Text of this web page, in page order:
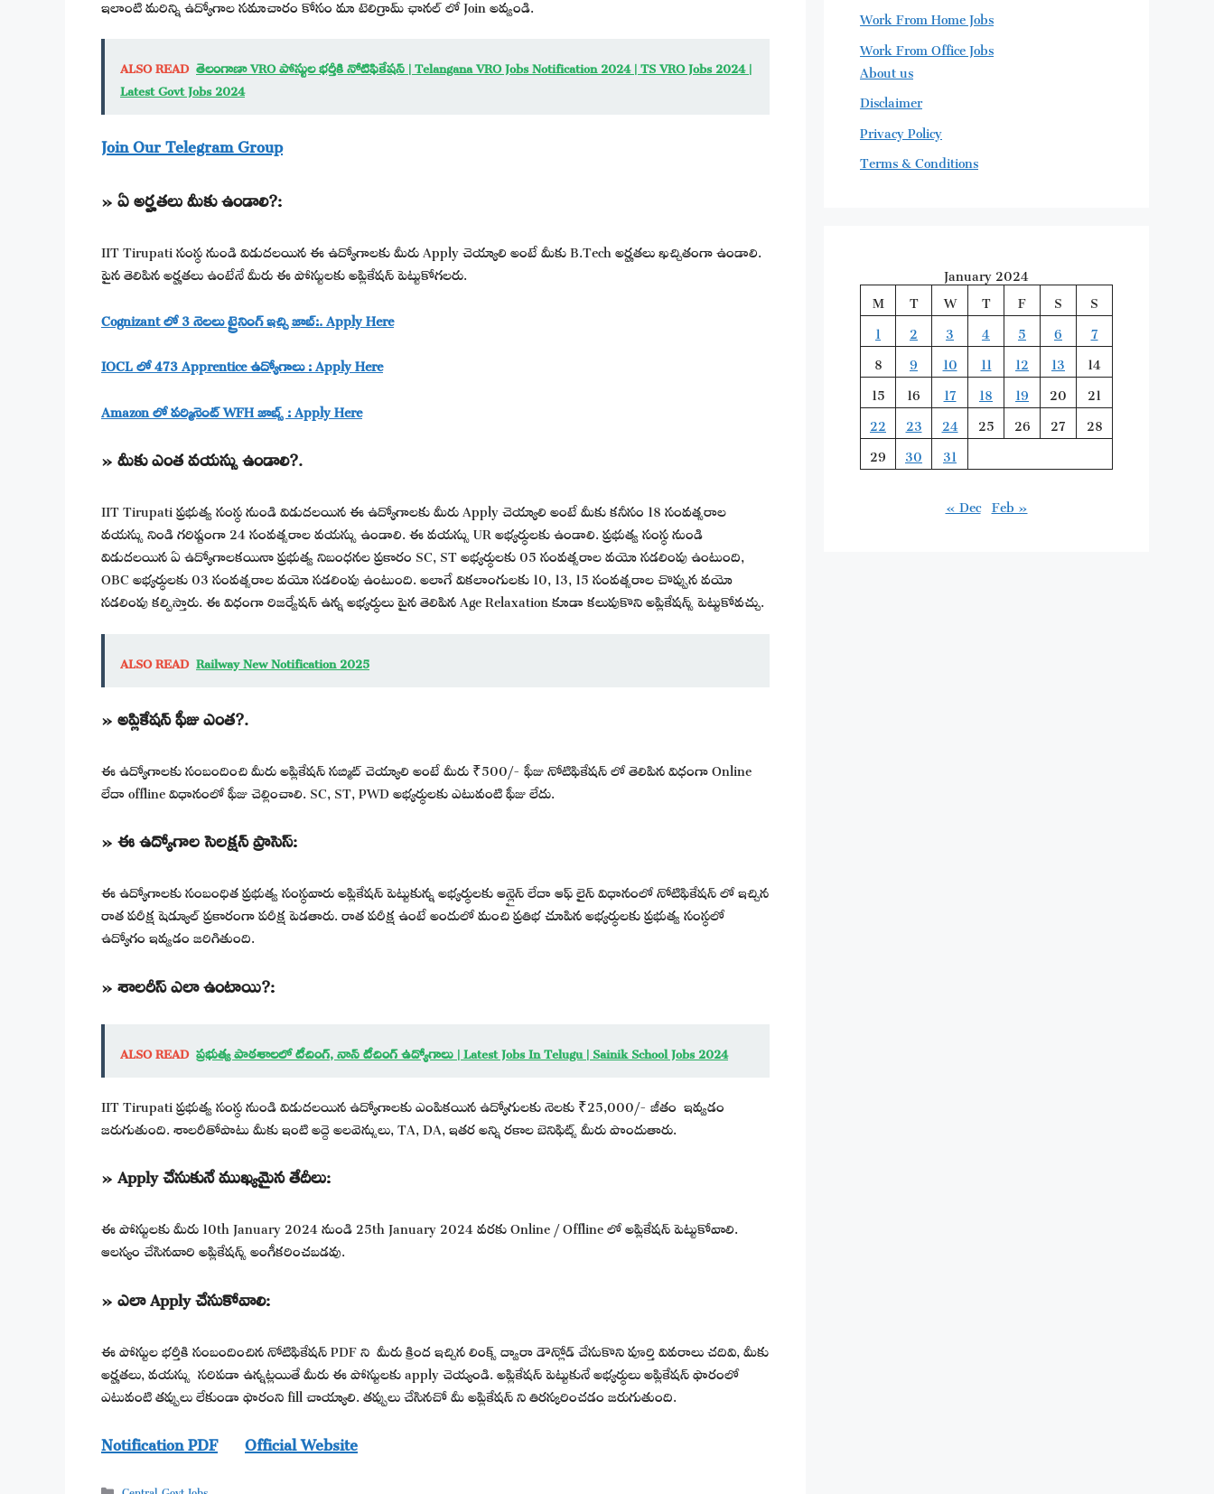
ALSO READ తెలంగాణా VRO పోస్టుల భర్తీకి నోటిఫికేషన్ | Telangana VRO Jobs Notification 2024 | TS VRO Jobs 2024 |
Latest Govt Jobs 2024
Join Our Telegram Group
» ఏ అర్హతలు మీకు ఉండాలి?:
IIT Tirupati సంస్థ నుండి విడుదలయిన ఈ ఉద్యోగాలకు మీరు Apply చెయ్యాలి అంటే మీకు B.Tech అర్హతలు ఖచ్చితంగా ఉండాలి.
పైన తెలిపిన అర్హతలు ఉంటేనే మీరు ఈ పోస్టులకు అప్లికేషన్ పెట్టుకోగలరు.
Cognizant లో 3 నెలలు ట్రైనింగ్ ఇచ్చి జాబ్:. Apply Here
IOCL లో 473 Apprentice ఉద్యోగాలు : Apply Here
Amazon లో పర్మినెంట్ WFH జాబ్స్ : Apply Here
» మీకు ఎంత వయస్సు ఉండాలి?.
IIT Tirupati ప్రభుత్వ సంస్థ నుండి విడుదలయిన ఈ ఉద్యోగాలకు మీరు Apply చెయ్యాలి అంటే మీకు కనీసం 18 సంవత్సరాల
వయస్సు నిండి గరిష్టంగా 24 సంవత్సరాల వయస్సు ఉండాలి. ఈ వయస్సు UR అభ్యర్థులకు ఉండాలి. ప్రభుత్వ సంస్థ నుండి
విడుదలయిన ఏ ఉద్యోగాలకయినా ప్రభుత్వ నిబంధనల ప్రకారం SC, ST అభ్యర్థులకు 05 సంవత్సరాల వయో సడలింపు ఉంటుంది,
OBC అభ్యర్థులకు 03 సంవత్సరాల వయో సడలింపు ఉంటుంది. అలాగే వికలాంగులకు 10, 13, 15 సంవత్సరాల చొప్పున వయో
సడలింపు కల్పిస్తారు. ఈ విధంగా రిజర్వేషన్ ఉన్న అభ్యర్థులు పైన తెలిపిన Age Relaxation కూడా కలుపుకొని అప్లికేషన్స్ పెట్టుకోవచ్చు.
ALSO READ Railway New Notification 2025
» అప్లికేషన్ ఫీజు ఎంత?.
ఈ ఉద్యోగాలకు సంబందించి మీరు అప్లికేషన్ సబ్మిట్ చెయ్యాలి అంటే మీరు ₹500/- ఫీజు నోటిఫికేషన్ లో తెలిపిన విధంగా Online
లేదా offline విధానంలో ఫీజు చెల్లించాలి. SC, ST, PWD అభ్యర్థులకు ఎటువంటి ఫీజు లేదు.
» ఈ ఉద్యోగాల సెలక్షన్ ప్రాసెస్:
ఈ ఉద్యోగాలకు సంబంధిత ప్రభుత్వ సంస్థవారు అప్లికేషన్ పెట్టుకున్న అభ్యర్థులకు ఆన్లైన్ లేదా ఆఫ్ లైన్ విధానంలో నోటిఫికేషన్ లో ఇచ్చిన
రాత పరీక్ష షెడ్యూల్ ప్రకారంగా పరీక్ష పెడతారు. రాత పరీక్ష ఉంటే అందులో మంచి ప్రతిభ చూపిన అభ్యర్థులకు ప్రభుత్వ సంస్థలో
ఉద్యోగం ఇవ్వడం జరిగితుంది.
» శాలరీస్ ఎలా ఉంటాయి?:
ALSO READ ప్రభుత్వ పాఠశాలలో టీచింగ్, నాన్ టీచింగ్ ఉద్యోగాలు | Latest Jobs In Telugu | Sainik School Jobs 2024
IIT Tirupati ప్రభుత్వ సంస్థ నుండి విడుదలయిన ఉద్యోగాలకు ఎంపికయిన ఉద్యోగులకు నెలకు ₹25,000/- జీతం ఇవ్వడం
జరుగుతుంది. శాలరీతోపాటు మీకు ఇంటి అద్దె అలవెన్సులు, TA, DA, ఇతర అన్ని రకాల బెనిఫిట్స్ మీరు పొందుతారు.
» Apply చేసుకునే ముఖ్యమైన తేదీలు:
ఈ పోస్టులకు మీరు 10th January 2024 నుండి 25th January 2024 వరకు Online / Offline లో అప్లికేషన్ పెట్టుకోవాలి.
ఆలస్యం చేసినవారి అప్లికేషన్స్ అంగీకరించబడవు.
» ఎలా Apply చేసుకోవాలి:
ఈ పోస్టుల భర్తీకి సంబందించిన నోటిఫికేషన్ PDF ని మీరు క్రింద ఇచ్చిన లింక్స్ ద్వారా డౌన్లోడ్ చేసుకొని పూర్తి వివరాలు చదివి, మీకు
అర్హతలు, వయస్సు సరిపడా ఉన్నట్లయితే మీరు ఈ పోస్టులకు apply చెయ్యండి. అప్లికేషన్ పెట్టుకునే అభ్యర్థులు అప్లికేషన్ ఫారంలో
ఎటువంటి తప్పులు లేకుండా ఫారంని fill చాయ్యాలి. తప్పులు చేసినచో మీ అప్లికేషన్ ని తిరస్కరించడం జరుగుతుంది.
Notification PDF Official Website
Work From Home Jobs
Work From Office Jobs
About us
Disclaimer
Privacy Policy
Terms & Conditions
January 2024
M
T W T F S
S
1
2 3 4 5 6
7
8
9 10 11 12 13
14
15
16 17 18 19 20
21
22
23 24 25 26 27
28
29
30
31
« Dec Feb »